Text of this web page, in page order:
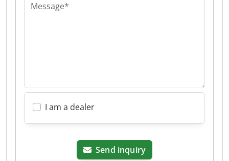
Message*
I am a dealer
Send inquiry